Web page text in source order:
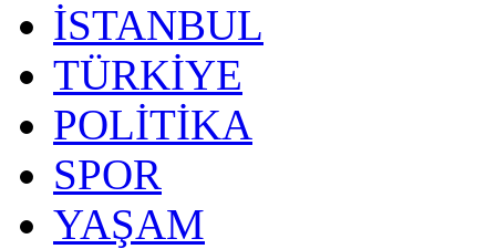
İSTANBUL
TÜRKİYE
POLİTİKA
SPOR
YAŞAM